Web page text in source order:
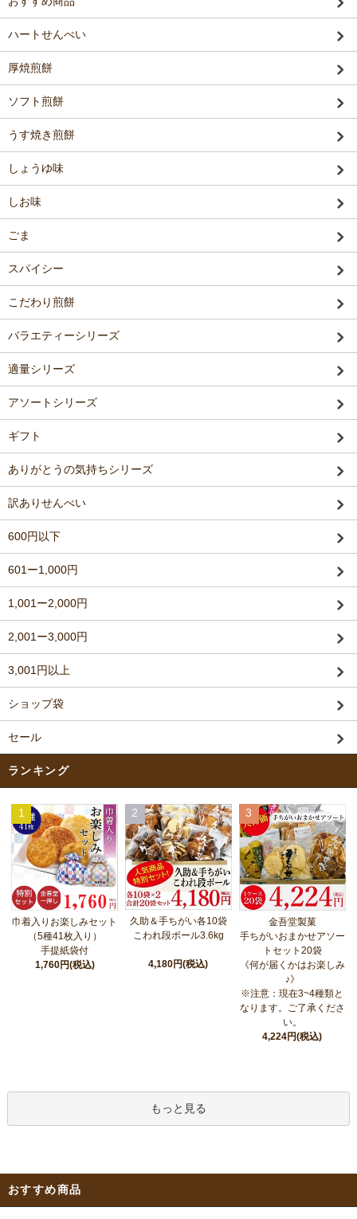
ハートせんべい
厚焼煎餅
ソフト煎餅
うす焼き煎餅
しょうゆ味
しお味
ごま
スパイシー
こだわり煎餅
バラエティーシリーズ
適量シリーズ
アソートシリーズ
ギフト
ありがとうの気持ちシリーズ
訳ありせんべい
600円以下
601ー1,000円
1,001ー2,000円
2,001ー3,000円
3,001円以上
ショップ袋
セール
ランキング
1
巾着入りお楽しみセット
（5種41枚入り）
手提紙袋付
1,760円(税込)
2
久助＆手ちがい各10袋
こわれ段ボール3.6kg
4,180円(税込)
3
金吾堂製菓
手ちがいおまかせアソー
トセット20袋
《何が届くかはお楽しみ
♪》
※注意：現在3~4種類と
なります。ご了承くださ
い。
4,224円(税込)
もっと見る
おすすめ商品